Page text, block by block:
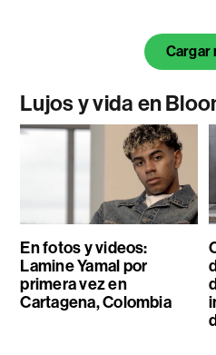
Cargar
Lujos y vida en
En fotos y videos:
Lamine Yamal por
primera vez en
Cartagena, Colombia